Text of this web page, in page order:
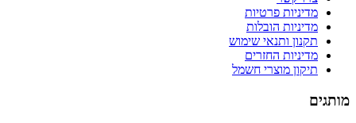
מדיניות פרטיות
מדיניות הובלות
תקנון ותנאי שימוש
מדיניות החזרים
תיקון מוצרי חשמל
מותגים